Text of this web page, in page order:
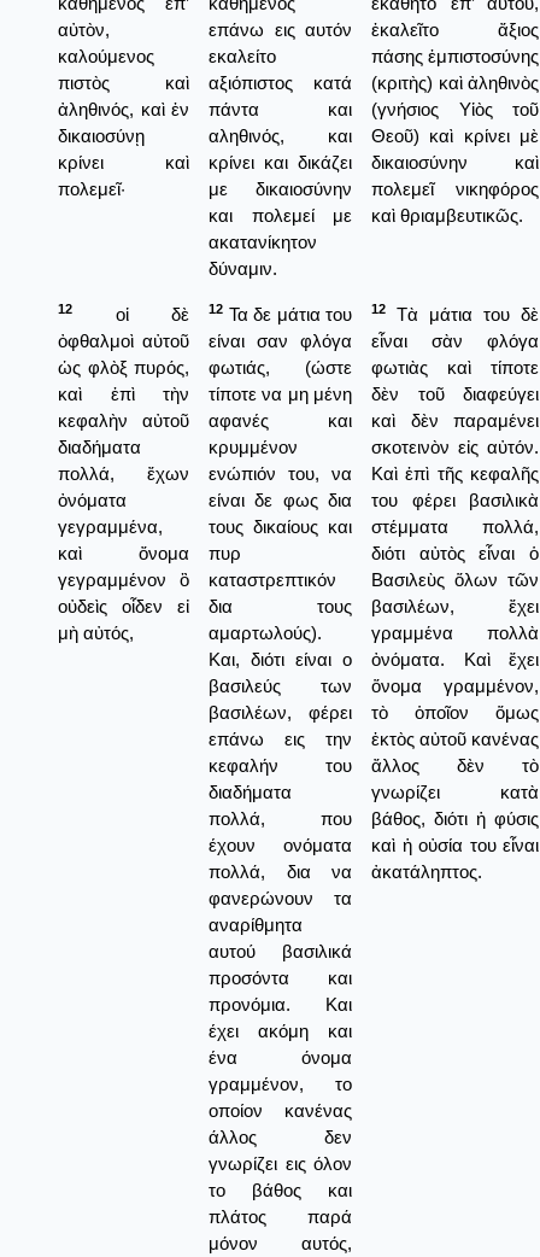
αὐτὸν,
καλούμενος
πιστὸς καὶ
ἀληθινός, καὶ ἐν
δικαιοσύνῃ
κρίνει καὶ
πολεμεῖ·
επάνω εις αυτόν
εκαλείτο
αξιόπιστος κατά
πάντα και
αληθινός, και
κρίνει και δικάζει
με δικαιοσύνην
και πολεμεί με
ακατανίκητον
δύναμιν.
ἐκαλεῖτο ἄξιος
πάσης ἐμπιστοσύνης
(κριτὴς) καὶ ἀληθινὸς
(γνήσιος Υἱὸς τοῦ
Θεοῦ) καὶ κρίνει μὲ
δικαιοσύνην καὶ
πολεμεῖ νικηφόρος
καὶ θριαμβευτικῶς.
12
οἱ δὲ
ὀφθαλμοὶ αὐτοῦ
ὡς φλὸξ πυρός,
καὶ ἐπὶ τὴν
κεφαλὴν αὐτοῦ
διαδήματα
πολλά, ἔχων
ὀνόματα
γεγραμμένα,
καὶ ὄνομα
γεγραμμένον ὃ
οὐδεὶς οἶδεν εἰ
μὴ αὐτός,
12 Τα δε μάτια του
είναι σαν φλόγα
φωτιάς, (ώστε
τίποτε να μη μένη
αφανές και
κρυμμένον
ενώπιόν του, να
είναι δε φως δια
τους δικαίους και
πυρ
καταστρεπτικόν
δια τους
αμαρτωλούς).
Και, διότι είναι ο
βασιλεύς των
βασιλέων, φέρει
επάνω εις την
κεφαλήν του
διαδήματα
πολλά, που
έχουν ονόματα
πολλά, δια να
φανερώνουν τα
αναρίθμητα
αυτού βασιλικά
προσόντα και
προνόμια. Και
έχει ακόμη και
ένα όνομα
γραμμένον, το
οποίον κανένας
άλλος δεν
γνωρίζει εις όλον
το βάθος και
πλάτος παρά
μόνον αυτός,
12
Τὰ μάτια του δὲ
εἶναι σὰν φλόγα
φωτιὰς καὶ τίποτε
δὲν τοῦ διαφεύγει
καὶ δὲν παραμένει
σκοτεινὸν εἰς αὐτόν.
Καὶ ἐπὶ τῆς κεφαλῆς
του φέρει βασιλικὰ
στέμματα πολλά,
διότι αὐτὸς εἶναι ὁ
Βασιλεὺς ὅλων τῶν
βασιλέων, ἔχει
γραμμένα πολλὰ
ὀνόματα. Καὶ ἔχει
ὅνομα γραμμένον,
τὸ ὁποῖον ὅμως
ἐκτὸς αὐτοῦ κανένας
ἄλλος δὲν τὸ
γνωρίζει κατὰ
βάθος, διότι ἡ φύσις
καὶ ἡ οὐσία του εἶναι
ἀκατάληπτος.